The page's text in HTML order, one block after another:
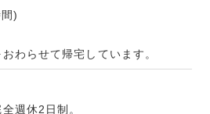
)
わらせて帰宅しています。
週休2日制。